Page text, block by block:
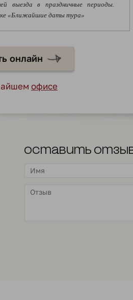
выезда в праздничные периоды.
«Ближайшие даты тура»
онлайн
офисе
Оставить